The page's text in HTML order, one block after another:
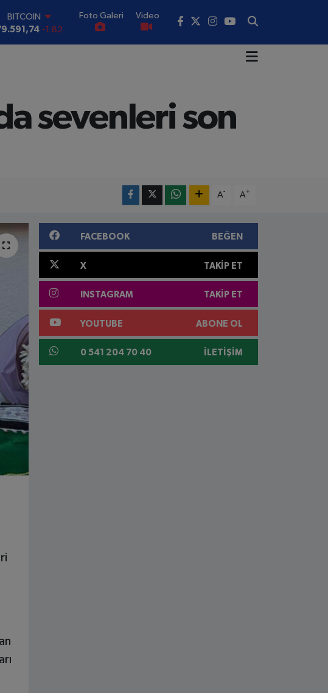
79.591,74
DOLAR
G.ALTIN
0.19
Foto Galeri Video
sevenleri son
A- A+
FACEBOOK BEĞEN
X TAKIP ET
INSTAGRAM TAKIP ET
YOUTUBE ABONE OL
0 541 204 70 40 İLETIŞIM